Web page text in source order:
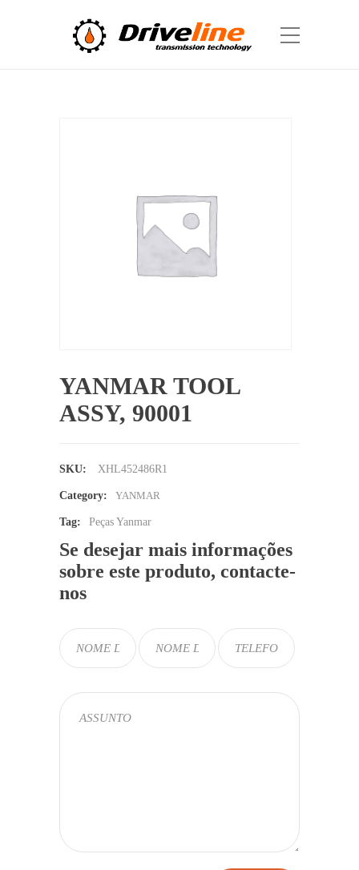
YANMAR TOOL
ASSY, 90001
SKU: XHL452486R1
Category: YANMAR
Tag: Peças Yanmar
Se desejar mais informações
sobre este produto, contacte-
nos